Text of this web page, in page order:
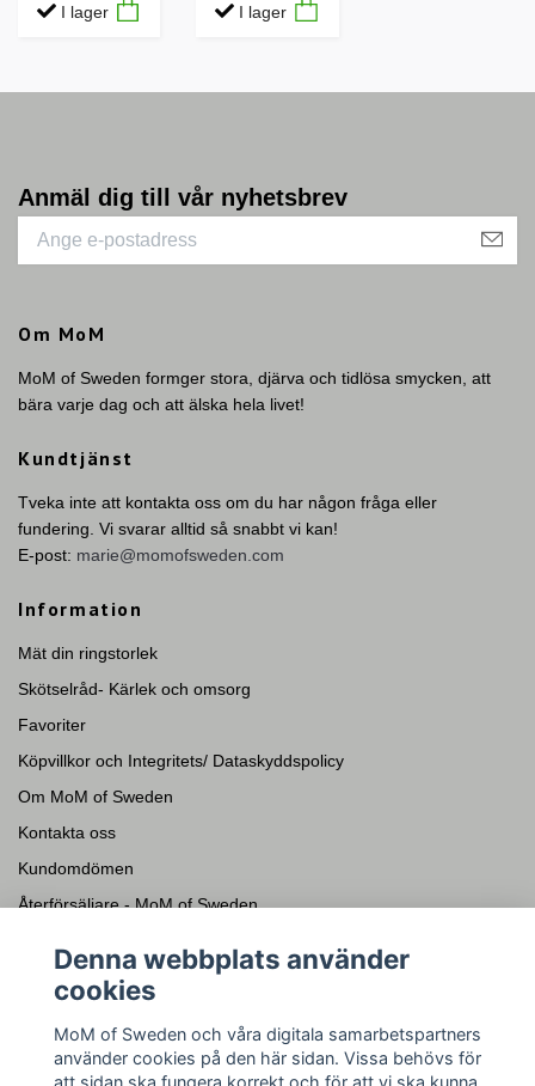
I lager I lager
Anmäl dig till vår nyhetsbrev
Om MoM
MoM of Sweden formger stora, djärva och tidlösa smycken, att
bära varje dag och att älska hela livet!
Kundtjänst
Tveka inte att kontakta oss om du har någon fråga eller
fundering. Vi svarar alltid så snabbt vi kan!
E-post: marie@momofsweden.com
Information
Mät din ringstorlek
Skötselråd- Kärlek och omsorg
Favoriter
Köpvillkor och Integritets/ Dataskyddspolicy
Om MoM of Sweden
Kontakta oss
Kundomdömen
Återförsäljare - MoM of Sweden
Sociala medier
Facebook
Instagram
Denna webbplats använder
cookies
MoM of Sweden och våra digitala samarbetspartners
använder cookies på den här sidan. Vissa behövs för
att sidan ska fungera korrekt och för att vi ska kunna